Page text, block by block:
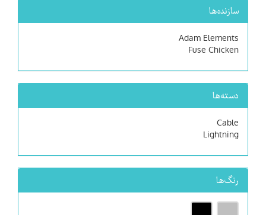
سازنده‌ها
Adam Elements
Fuse Chicken
دسته‌ها
Cable
Lightning
رنگ‌ها